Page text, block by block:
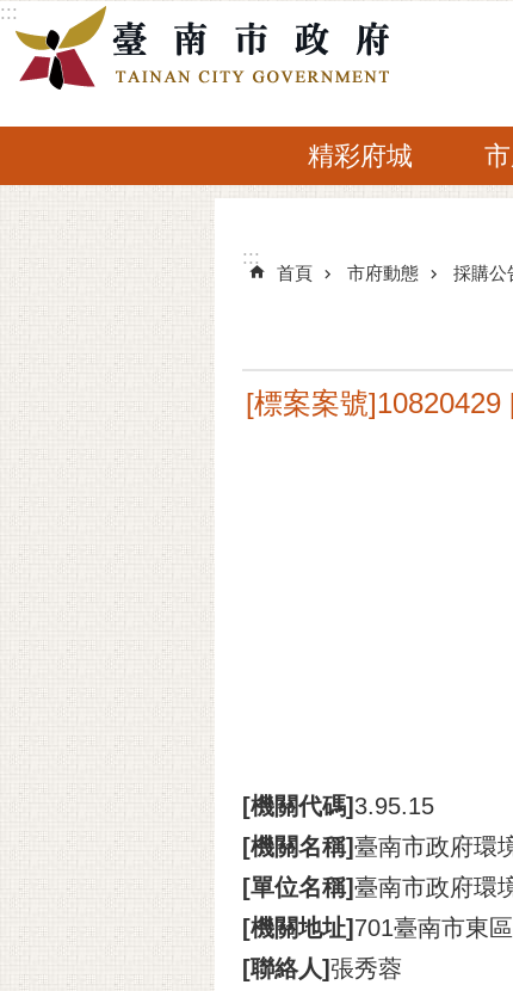
跳到主要內容區塊
:::
精彩府城
:::
:::
首頁 市府動態 採購公
[標案案號
[機關代碼] 3.95.15
[機關名稱]臺南市政府環
[單位名稱]臺南市政府環
[機關地址] 701臺南市東
[聯絡人]張秀蓉